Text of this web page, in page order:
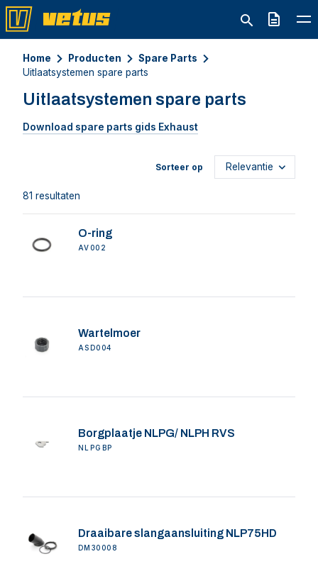
Offerte
Home Producten
Spare Parts
Uitlaatsystemen spare parts
Uitlaatsystemen spare parts
Download spare parts gids Exhaust
81 resultaten
Sorteer op
O-ring
AV002
Wartelmoer
ASD004
Borgplaatje NLPG/ NLPH RVS
NLPGBP
Draaibare slangaansluiting NLP75HD
DM30008